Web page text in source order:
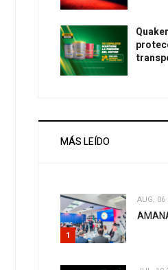
MÁS LEÍDO
1
AUG, 06